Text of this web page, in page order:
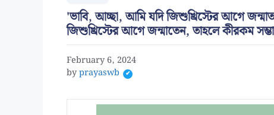
'ভাবি, আচ্ছা, আমি যদি জিশুখ্রিস্টের আগে
জিশুখ্রিস্টের আগে জন্মাতেন, তাহলে কীরকম
February 6, 2024
byprayaswb